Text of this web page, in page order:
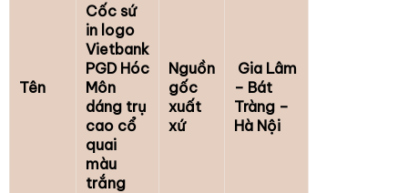
Tên
Cốc sứ
in logo
Vietbank
PGD Hóc
Môn
dáng trụ
cao cổ
quai
màu
trắng
Nguồn
gốc
xuất
xứ
Gia Lâm
– Bát
Tràng –
Hà Nội